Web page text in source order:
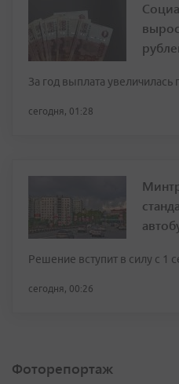
За год выплата
сегодня, 01:28
Решение вступит в силу с 1
сегодня, 00:26
Фоторепортаж